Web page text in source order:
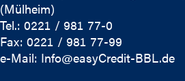
(Mülheim)
Tel.: 0221 / 981 77-0
Fax: 0221 / 981 77-99
e-Mail: Info@easyCredit-BBL.de